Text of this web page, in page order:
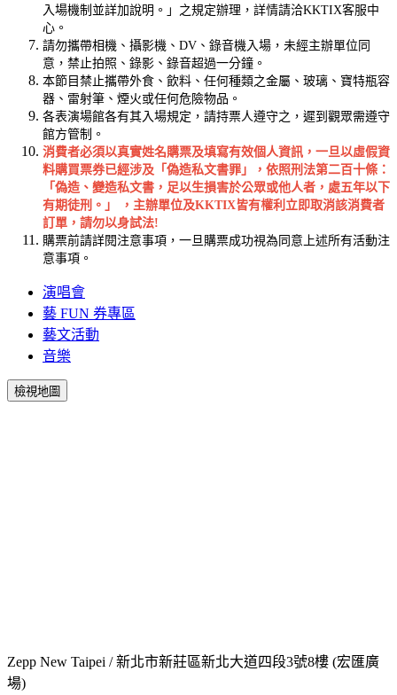
入場機制並詳加說明。」之規定辦理，詳情請洽KKTIX客服中
心。
請勿攜帶相機、攝影機、DV、錄音機入場，未經主辦單位同
意，禁止拍照、錄影、錄音超過一分鐘。
本節目禁止攜帶外食、飲料、任何種類之金屬、玻璃、寶特瓶容
器、雷射筆、煙火或任何危險物品。
各表演場館各有其入場規定，請持票人遵守之，遲到觀眾需遵守
館方管制。
消費者必須以真實姓名購票及填寫有效個人資訊，一旦以虛假資
料購買票券已經涉及「偽造私文書罪」，依照刑法第二百十條：
「偽造、變造私文書，足以生損害於公眾或他人者，處五年以下
有期徒刑。」 ，主辦單位及KKTIX皆有權利立即取消該消費者
訂單，請勿以身試法!
購票前請詳閱注意事項，一旦購票成功視為同意上述所有活動注
意事項。
演唱會
藝 FUN 券專區
藝文活動
音樂
檢視地圖
Zepp New Taipei / 新北市新莊區新北大道四段3號8樓 (宏匯廣
場)